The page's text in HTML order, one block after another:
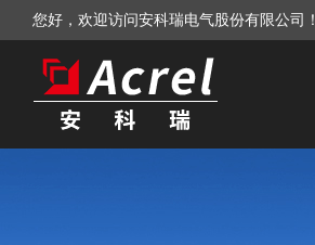
您好，欢迎访问安科瑞电气股份有限公司！